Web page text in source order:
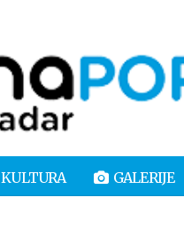
KULTURA GALERIJE